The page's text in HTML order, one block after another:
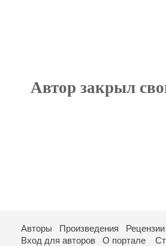
Автор закрыл
Авторы Произведения Рецензии
Вход для авторов
О портале